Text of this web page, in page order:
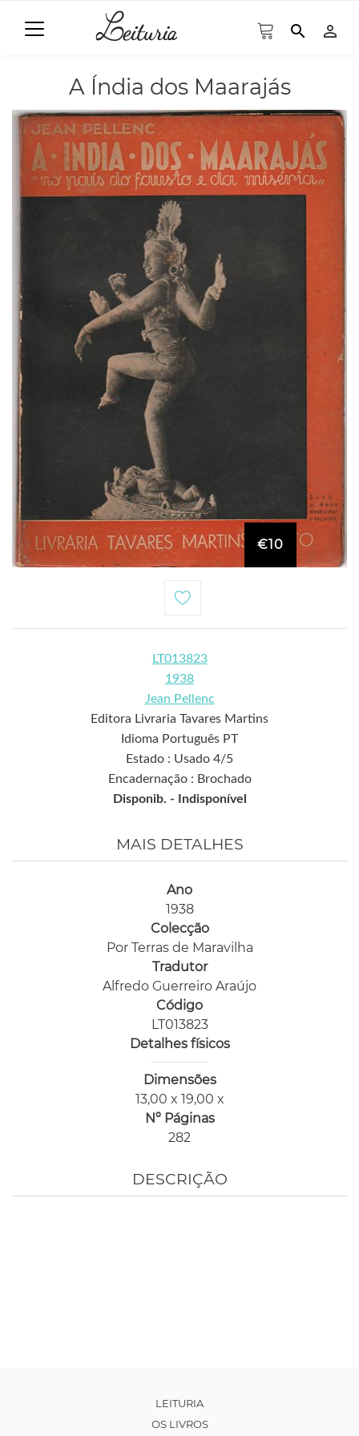
search person_outline
A Índia dos Maarajás
€10
LT013823
1938
Jean Pellenc
Editora Livraria Tavares Martins
Idioma Português PT
Estado : Usado 4/5
Encadernação : Brochado
Disponib. -
Indisponível
MAIS DETALHES
Ano
1938
Colecção
Por Terras de Maravilha
Tradutor
Alfredo Guerreiro Araújo
Código
LT013823
Detalhes físicos
Dimensões
13,00 x 19,00 x
Nº Páginas
282
DESCRIÇÃO
LEITURIA
OS LIVROS